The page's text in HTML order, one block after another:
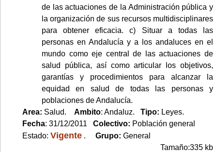
de las actuaciones de la Administración pública y
la organización de sus recursos multidisciplinares
para obtener eficacia. c) Situar a todas las
personas en Andalucía y a los andaluces en el
mundo como eje central de las actuaciones de
salud pública, así como articular los objetivos,
garantías y procedimientos para alcanzar la
equidad en salud de todas las personas y
poblaciones de Andalucía.
Area: Salud. Ambito: Andaluz. Tipo: Leyes.
Fecha: 31/12/2011 Colectivo: Población general
Estado: Vigente . Grupo: General
Tamaño:335 kb